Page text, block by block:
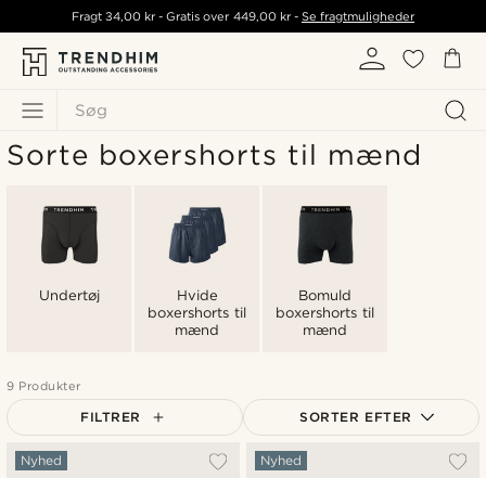
Søg
Fragt34,00 kr - Gratis over 449,00 kr- Se fragtmuligheder
Sorte boxershorts til mænd
Undertøj
Hvide
boxershorts til
mænd
Bomuld
boxershorts til
mænd
9 Produkter
FILTRER SORTER EFTER
Mest populære
Nyhed Nyhed